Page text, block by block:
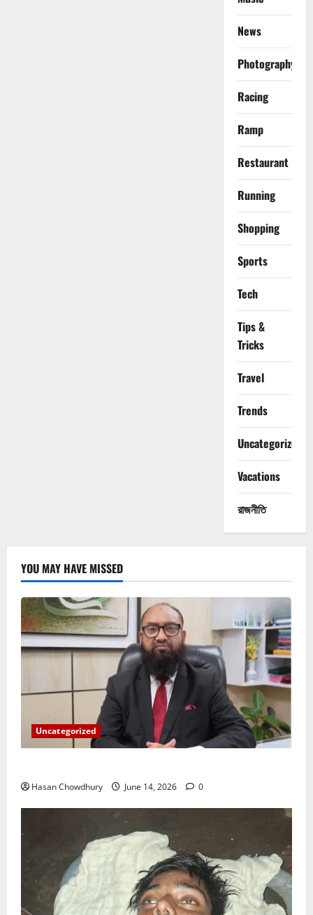
News
Photography
Racing
Ramp
Restaurant
Running
Shopping
Sports
Tech
Tips &
Tricks
Travel
Trends
Uncategorized
Vacations
রাজনীতি
YOU MAY HAVE MISSED
Uncategorized
Hasan Chowdhury June 14, 2026 0